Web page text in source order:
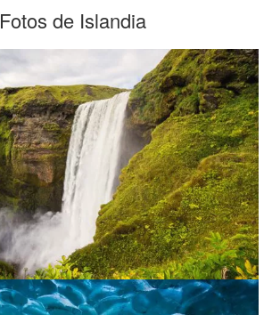
Fotos de Islandia